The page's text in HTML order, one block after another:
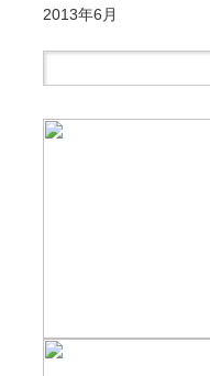
2013年6月